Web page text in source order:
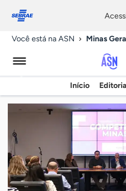
conosco
Você está na ASN Minas
de
Início